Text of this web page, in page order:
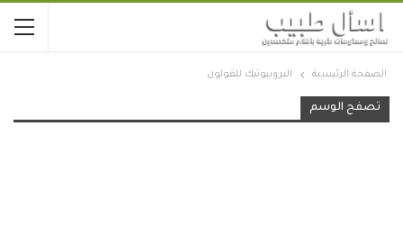
الصفحة الرئيسية البروبيوتيك للقولون
تصفح الوسم